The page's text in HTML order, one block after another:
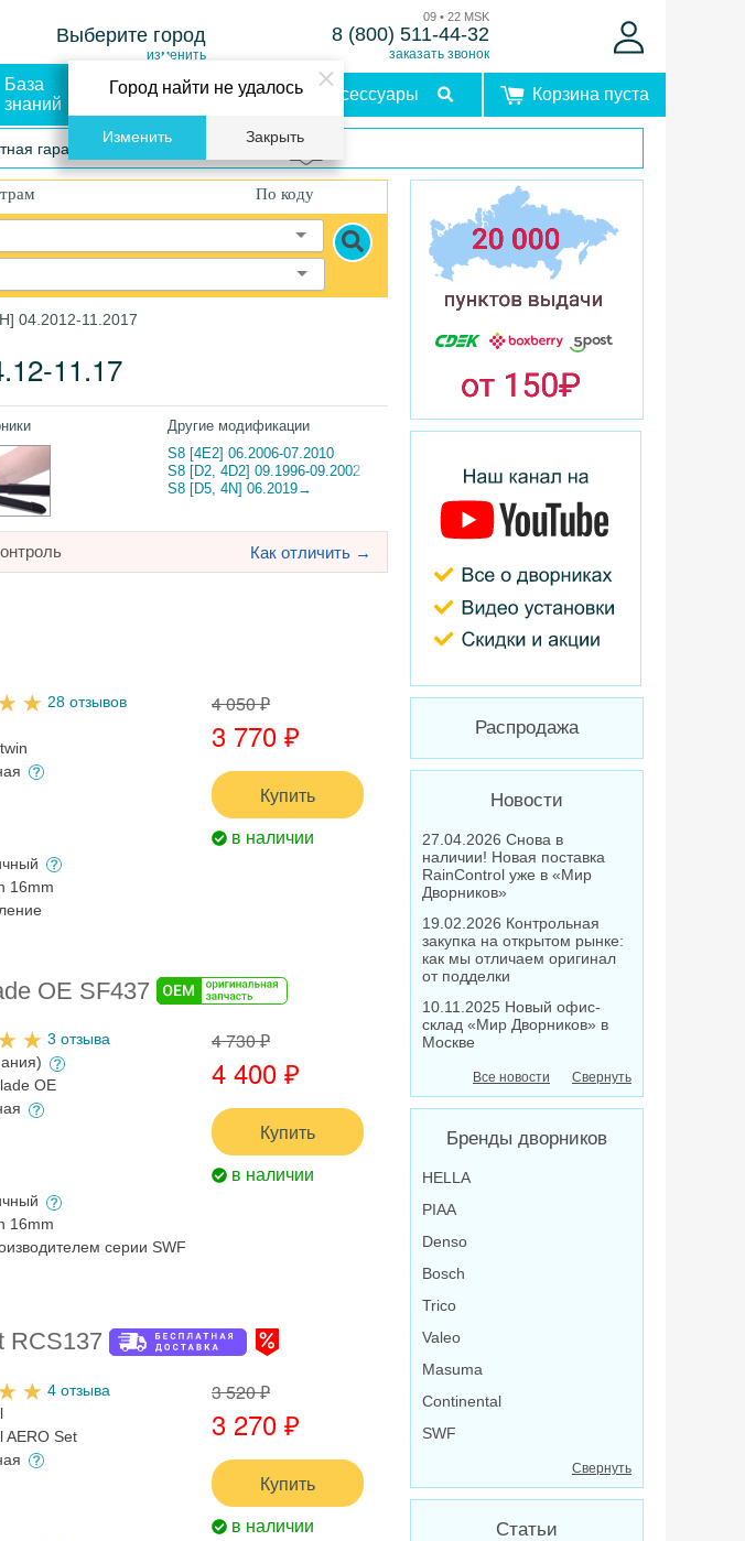
Выберите город
изменить
09 • 22 MSK
8 (800) 511-44-32
заказать звонок
База
знаний
Оплата и
Аксессуары Корзина пуста
гарантия ✓ Упрощенный возврат
По коду
04.2012-11.2017
11.17
Другие модификации
S8 [4E2] 06.2006-07.2010
S8 [D2, 4D2] 09.1996-09.2002
S8 [D5, 4N] 06.2019→
Как отличить →
28 отзывов
16mm
4 050 ₽
3 770 ₽
Купить
в наличии
OE SF437
3 отзыва
OE
16mm
серии SWF
4 730 ₽
4 400 ₽
Купить
в наличии
RCS137
4 отзыва
AERO Set
3 520 ₽
3 270 ₽
Купить
в наличии
Распродажа
Новости
27.04.2026 Снова в
наличии! Новая поставка
RainControl уже в «Мир
Дворников»
19.02.2026 Контрольная
закупка на открытом рынке:
как мы отличаем оригинал
от подделки
10.11.2025 Новый офис-
склад «Мир Дворников» в
Москве
Свернуть
Все новости
Бренды дворников
HELLA
PIAA
Denso
Bosch
Trico
Valeo
Masuma
Continental
SWF
Свернуть
Статьи
Город найти не удалось
Изменить Закрыть